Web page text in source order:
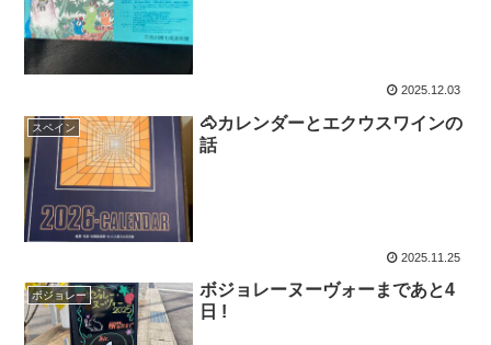
2025.12.03
スペイン
🐴カレンダーとエクウスワインの
話
2025.11.25
ボジョレー
ボジョレーヌーヴォーまであと4
日 !